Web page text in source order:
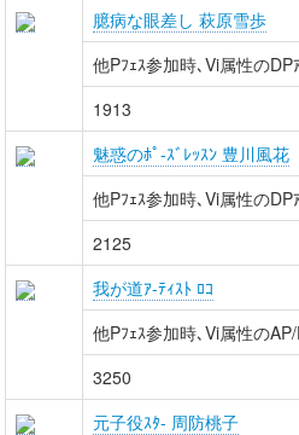
臆病な眼差し 萩原雪歩
他Pﾌｪｽ参加時､Vi属性のDP
1913
魅惑のﾎﾟ-ｽﾞﾚｯｽﾝ 豊川風花
他Pﾌｪｽ参加時､Vi属性のDP
2125
我が道ｱ-ﾃｨｽﾄ ﾛｺ
他Pﾌｪｽ参加時､Vi属性の
3250
元子役ｽﾀ- 周防桃子